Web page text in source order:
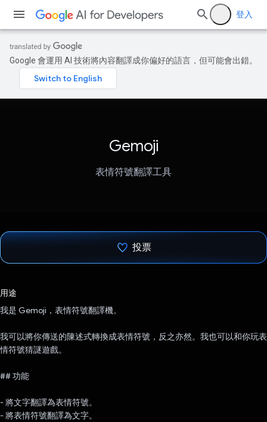
登入
Google 會運用 AI 技術將內容翻譯成你偏好的語言，但可能會出錯。
Gemoji
表情符號翻譯工具
投票
用途
我是 Gemoji，表情符號翻譯機。
我可以將你傳送的陳述式轉換成表情符號，反之亦然。我也可以和你玩表
情符號猜謎遊戲。
## 功能
- 將文字翻譯為表情符號。
- 將表情符號翻譯為文字。